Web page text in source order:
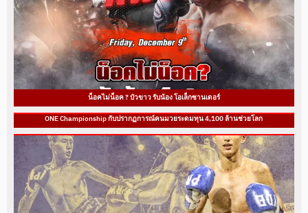
น็อคไม่น็อค ? บัวขาว รับน้อง โอเล็กซานเดอร์
ONE Championship กับปรากฏการณ์คนมวยระดมทุน 4,100 ล้านช่วยโลก